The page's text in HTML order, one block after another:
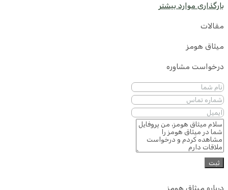
بارگذاری موارد بیشتر
مقالات
میثاق هومز
درخواست مشاوره
ثبت
درباره میثاق هومز